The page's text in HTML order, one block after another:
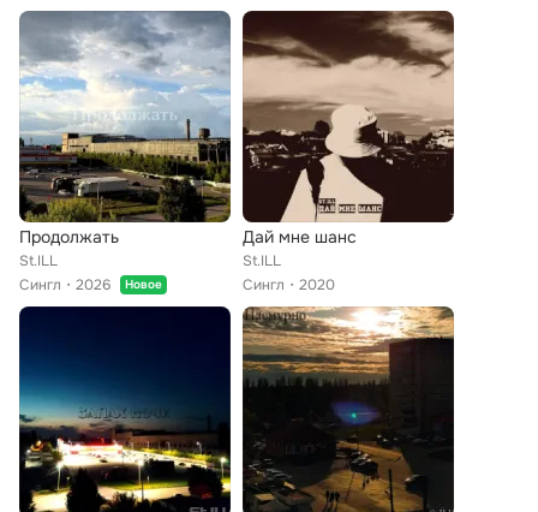
Продолжать
St.ILL
Сингл
2026 Новое
Дай мне шанс
St.ILL
Сингл
2020